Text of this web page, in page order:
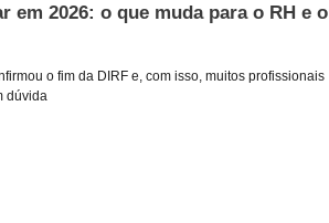
em 2026: o que muda para o RH e o
o fim da DIRF e, com isso, muitos profissionais
dúvida